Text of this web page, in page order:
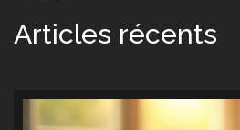
Articles récents